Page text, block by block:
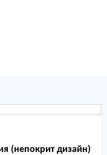
(непокрит дизайн)